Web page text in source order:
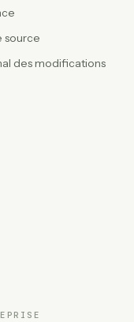
source
des modifications